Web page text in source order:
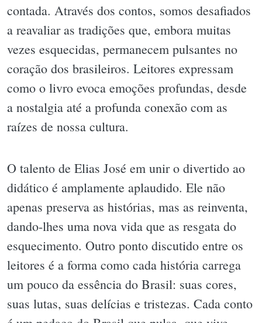
contada. Através dos contos, somos desafiados
a reavaliar as tradições que, embora muitas
vezes esquecidas, permanecem pulsantes no
coração dos brasileiros. Leitores expressam
como o livro evoca emoções profundas, desde
a nostalgia até a profunda conexão com as
raízes de nossa cultura.
O talento de Elias José em unir o divertido ao
didático é amplamente aplaudido. Ele não
apenas preserva as histórias, mas as reinventa,
dando-lhes uma nova vida que as resgata do
esquecimento. Outro ponto discutido entre os
leitores é a forma como cada história carrega
um pouco da essência do Brasil: suas cores,
suas lutas, suas delícias e tristezas. Cada conto